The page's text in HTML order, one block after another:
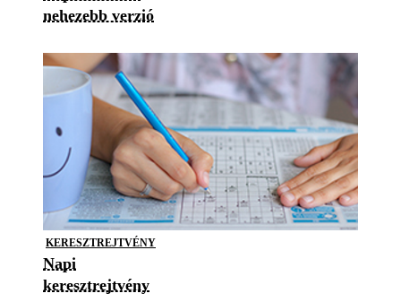
nehezebb verzió
KERESZTREJTVÉNY
Napi
keresztrejtvény